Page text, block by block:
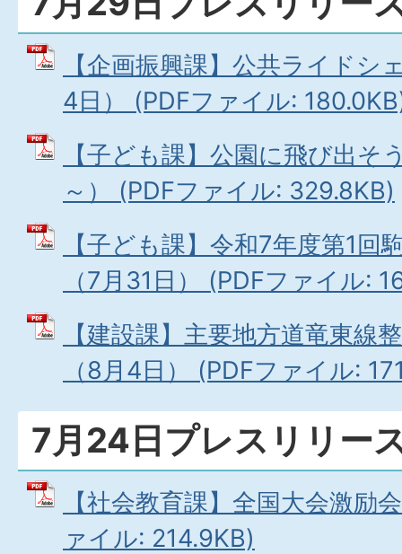
【企画振興課】公共ライドシ
4日） (PDFファイル:
【子ども課】公園に飛び出そ
～） (PDFファイル: 329.8KB)
【子ども課】令和7年度第1回
（7月31日） (PDFファイル:
【建設課】主要地方道竜東線
（8月4日） (PDFファイル:
7月24日プレスリリー
【社会教育課】全国大会激励
ァイル: 214.9KB)